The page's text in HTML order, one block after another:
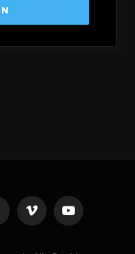
Vimeo YouTube